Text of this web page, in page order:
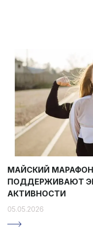
МАЙСКИЙ
ПОДДЕРЖИВАЮТ
АКТИВНОСТИ
05.05.2026